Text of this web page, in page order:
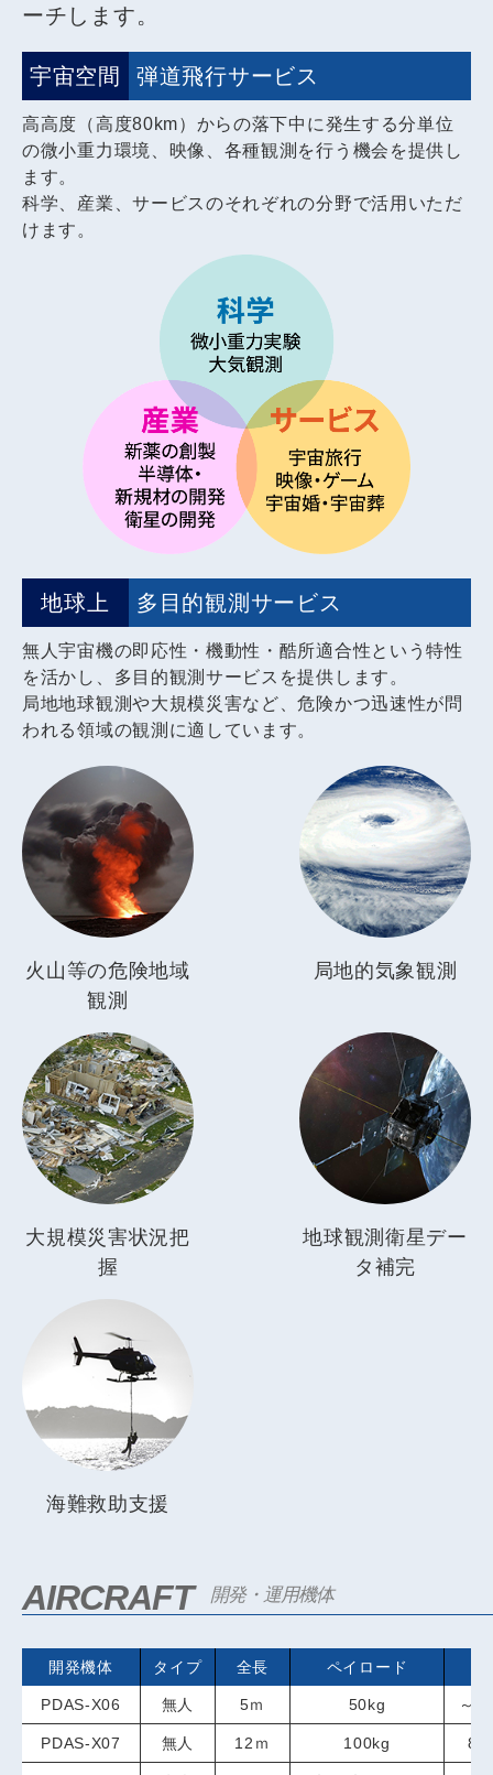
ーチします。
宇宙空間 弾道飛行サービス
高高度（高度80km）からの落下中に発生する分単位
の微小重力環境、映像、各種観測を行う機会を提供し
ます。
科学、産業、サービスのそれぞれの分野で活用いただ
けます。
地球上 多目的観測サービス
無人宇宙機の即応性・機動性・酷所適合性という特性
を活かし、多目的観測サービスを提供します。
局地地球観測や大規模災害など、危険かつ迅速性が問
われる領域の観測に適しています。
火山等の危険地域
観測
局地的気象観測
大規模災害状況把
握
地球観測 衛星デー
タ補完
海難救助支援
AIRCRAFT 開発・運用機体
開発機体 タイプ 全長 ペイロード
PDAS-X06 無人 5ｍ 50kg ～
PDAS-X07 無人 12ｍ 100kg